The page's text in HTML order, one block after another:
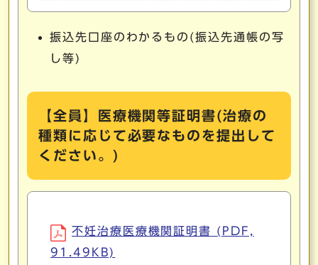
振込先口座のわかるもの(振込先通帳の写
し等)
【全員】医療機関等証明書(治療の
種類に応じて必要なものを提出して
ください。)
不妊治療医療機関証明書 (PDF,
91.49KB)